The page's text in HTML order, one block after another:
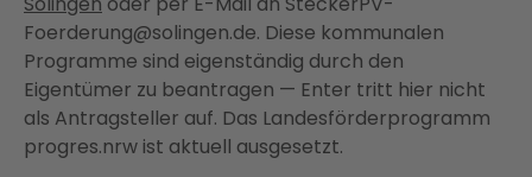
Foerderung@solingen.de. Diese kommunalen
Programme sind eigenständig durch den
Eigentümer zu beantragen — Enter tritt hier nicht
als Antragsteller auf. Das Landesförderprogramm
progres.nrw ist aktuell ausgesetzt.